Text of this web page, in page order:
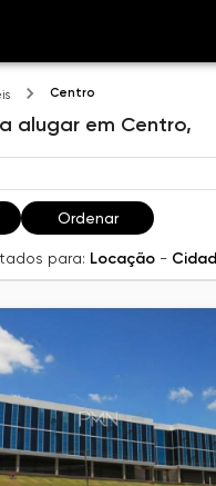
Centro
alugar em Centro,
Ordenar
para: Locação -